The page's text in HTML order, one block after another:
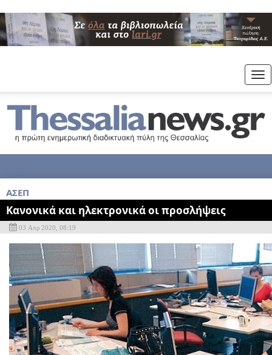
ΑΣΕΠ
Κανονικά και ηλεκτρονικά οι προσλήψεις
03 Απρ 2020, 08:19